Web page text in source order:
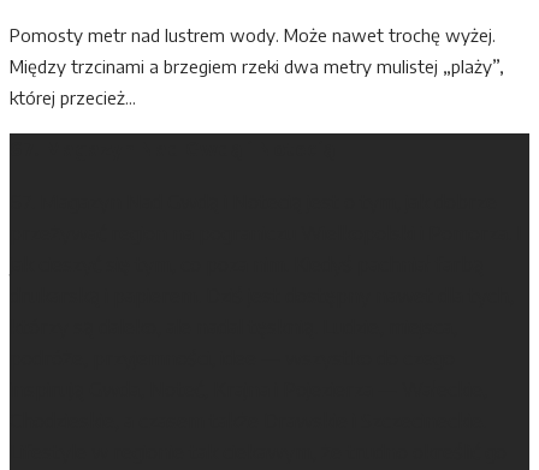
Pomosty metr nad lustrem wody. Może nawet trochę wyżej.
Między trzcinami a brzegiem rzeki dwa metry mulistej „plaży”,
której przecież...